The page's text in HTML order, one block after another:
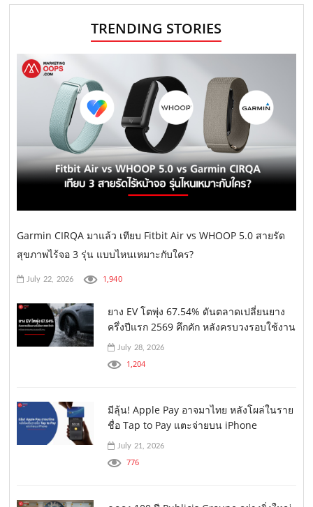
TRENDING STORIES
Garmin CIRQA มาแล้ว เทียบ Fitbit Air vs WHOOP 5.0 สายรัด
สุขภาพไร้จอ 3 รุ่น แบบไหนเหมาะกับใคร?
July 22, 2026 1,940
ยาง EV โตพุ่ง 67.54% ดันตลาดเปลี่ยนยาง
ครึ่งปีแรก 2569 คึกคัก หลังครบวงรอบใช้งาน
July 28, 2026
1,204
มีลุ้น! Apple Pay อาจมาไทย หลังโผล่ในราย
ชื่อ Tap to Pay แตะจ่ายบน iPhone
July 21, 2026
776